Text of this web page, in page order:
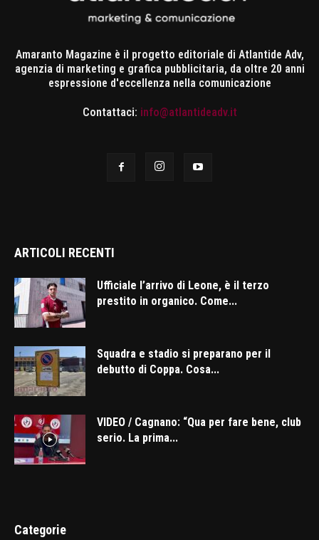
Amaranto Magazine è il progetto editoriale di Atlantide Adv,
agenzia di marketing e grafica pubblicitaria, da oltre 20 anni
espressione d'eccellenza nella comunicazione
Contattaci: info@atlantideadv.it
ARTICOLI RECENTI
Ufficiale l’arrivo di Leone, è il terzo
prestito in organico. Come...
Squadra e stadio si preparano per il
debutto di Coppa. Cosa...
VIDEO / Cagnano: “Qua per fare bene, club
serio. La prima...
Categorie